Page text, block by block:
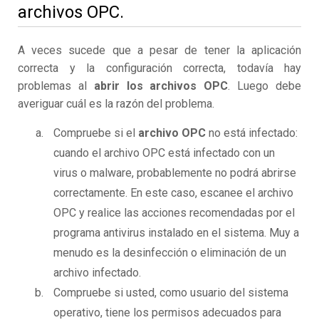
archivos OPC.
A veces sucede que a pesar de tener la aplicación
correcta y la configuración correcta, todavía hay
problemas al abrir los archivos OPC. Luego debe
averiguar cuál es la razón del problema.
Compruebe si el archivo OPC no está infectado:
cuando el archivo OPC está infectado con un
virus o malware, probablemente no podrá abrirse
correctamente. En este caso, escanee el archivo
OPC y realice las acciones recomendadas por el
programa antivirus instalado en el sistema. Muy a
menudo es la desinfección o eliminación de un
archivo infectado.
Compruebe si usted, como usuario del sistema
operativo, tiene los permisos adecuados para